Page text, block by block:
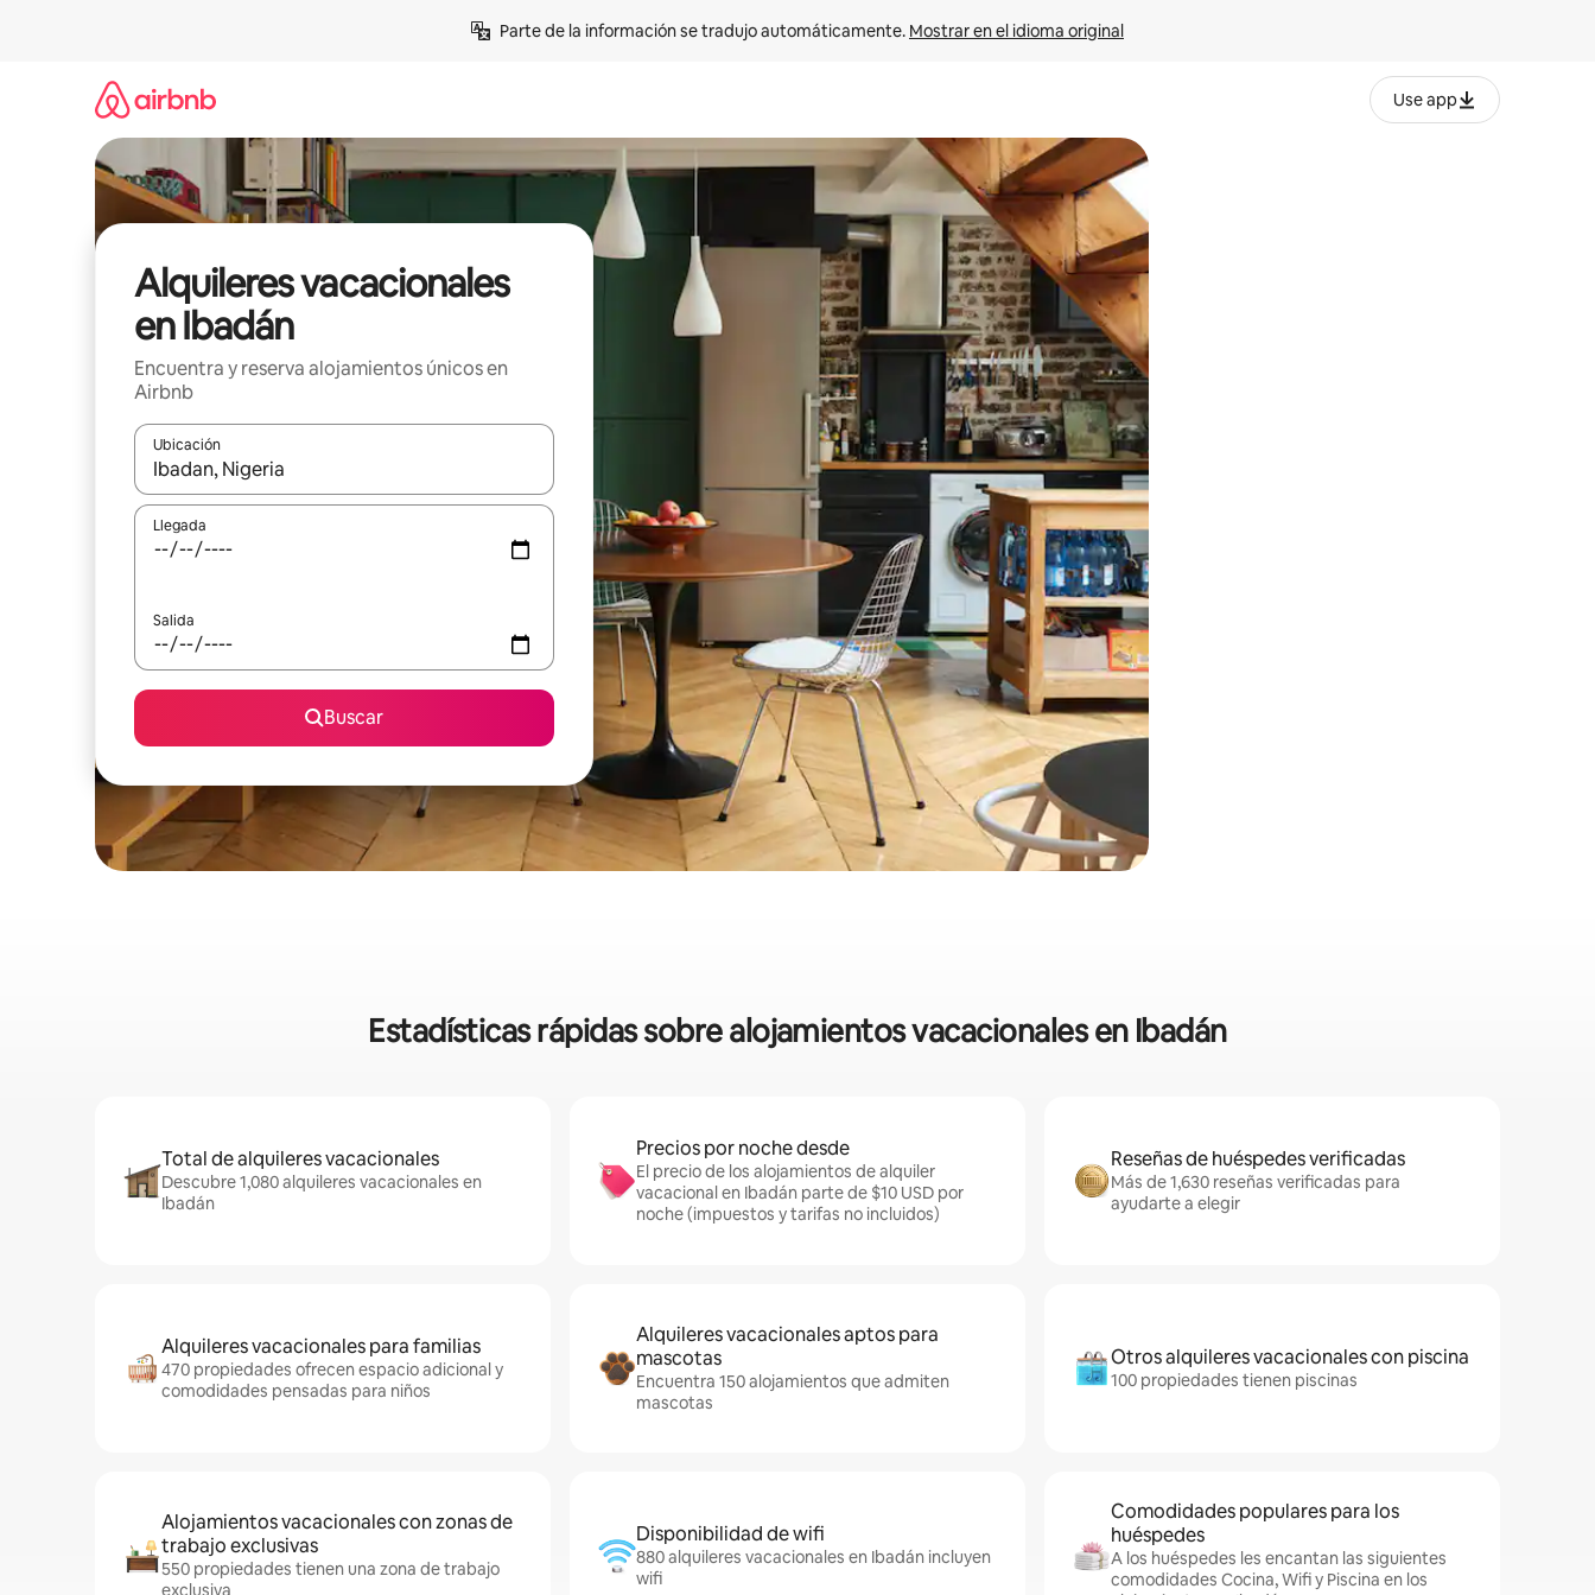
Parte de la información se tradujo automáticamente. Mostrar en el idioma original
Use app
Alquileres vacacionales
en Ibadán
Encuentra y reserva alojamientos únicos en
Airbnb
Ubicación
Cuando los resultados estén disponibles, navega con las teclas de flecha hacia arriba y hacia abajo o explora con el tacto o desliza el dedo.
Llegada
Salida
Buscar
Estadísticas rápidas sobre alojamientos vacacionales en Ibadán
Total de alquileres vacacionales
Descubre 1,080 alquileres vacacionales en
Ibadán
Precios por noche desde
El precio de los alojamientos de alquiler
vacacional en Ibadán parte de $10 USD por
noche (impuestos y tarifas no incluidos)
Reseñas de huéspedes verificadas
Más de 1,630 reseñas verificadas para
ayudarte a elegir
Alquileres vacacionales para familias
470 propiedades ofrecen espacio adicional y
comodidades pensadas para niños
Alquileres vacacionales aptos para
mascotas
Encuentra 150 alojamientos que admiten
mascotas
Otros alquileres vacacionales con piscina
100 propiedades tienen piscinas
Alojamientos vacacionales con zonas de
trabajo exclusivas
550 propiedades tienen una zona de trabajo
exclusiva
Disponibilidad de wifi
880 alquileres vacacionales en Ibadán incluyen
wifi
Comodidades populares para los
huéspedes
A los huéspedes les encantan las siguientes
comodidades Cocina, Wifi y Piscina en los